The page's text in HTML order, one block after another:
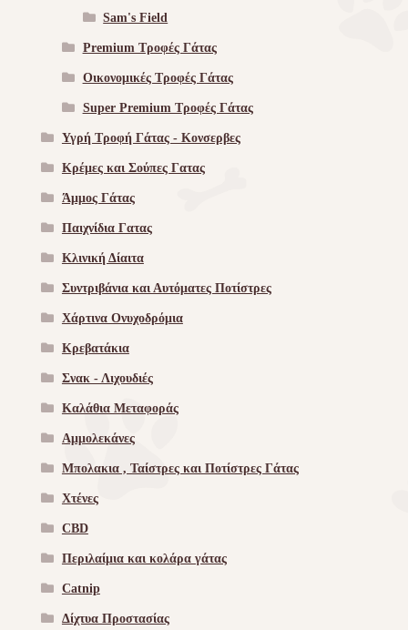
Sam's Field
Premium Τροφές Γάτας
Οικονομικές Τροφές Γάτας
Super Premium Τροφές Γάτας
Υγρή Τροφή Γάτας - Kονσερβες
Κρέμες και Σούπες Γατας
Άμμος Γάτας
Παιχνίδια Γατας
Κλινική Δίαιτα
Συντριβάνια και Αυτόματες Ποτίστρες
Χάρτινα Ονυχοδρόμια
Κρεβατάκια
Σνακ - Λιχουδιές
Καλάθια Μεταφοράς
Αμμολεκάνες
Μπολακια , Ταίστρες και Ποτίστρες Γάτας
Χτένες
CBD
Περιλαίμια και κολάρα γάτας
Catnip
Δίχτυα Προστασίας